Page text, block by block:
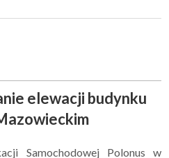
elewacji budynku
Samochodowej Polonus w